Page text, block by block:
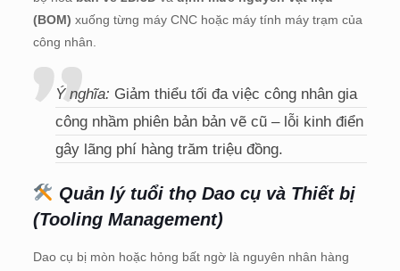
(BOM) xuống từng máy CNC hoặc máy tính máy trạm của
công nhân.
Ý nghĩa: Giảm thiểu tối đa việc công nhân gia
công nhầm phiên bản bản vẽ cũ – lỗi kinh điển
gây lãng phí hàng trăm triệu đồng.
Quản lý tuổi thọ Dao cụ và Thiết bị
(Tooling Management)
Dao cụ bị mòn hoặc hỏng bất ngờ là nguyên nhân hàng